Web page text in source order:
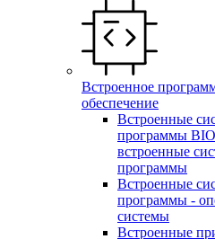
Встроенное
обеспечение
Встроенные
программы
встроенные
программы
Встроенные
программы -
системы
Встроенные